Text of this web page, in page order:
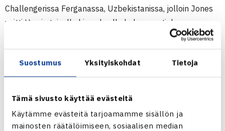
Suostumus Yksityiskohdat Tietoja
Tämä sivusto käyttää evästeitä
Käytämme evästeitä tarjoamamme sisällön ja
mainosten räätälöimiseen, sosiaalisen median
Challengerissa Ferganassa, Uzbekistanissa, jolloin Jones
voitti Harrin toisella kierroksella kolmessa tiukassa
75.000$ ATP Challenger -turnaus
31.10.-6.11.2011 Charlottesville, USA
Välieriä: Jesse Levine USA (karsija) – Harri Heliövaara 75
60